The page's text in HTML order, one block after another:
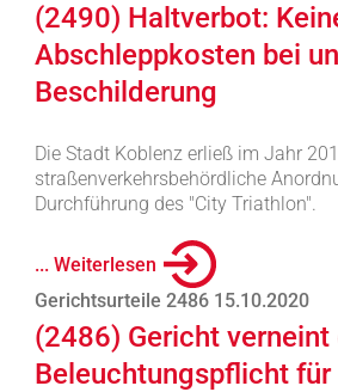
(2490) Haltverbot:
Abschleppkosten bei
Beschilderung
Die Stadt Koblenz erließ im Jahr
straßenverkehrsbehördliche
Durchführung des "City Triathlon".
... Weiterlesen
Gerichtsurteile 2486 15.10.2020
(2486) Gericht verneint
Beleuchtungspflicht für